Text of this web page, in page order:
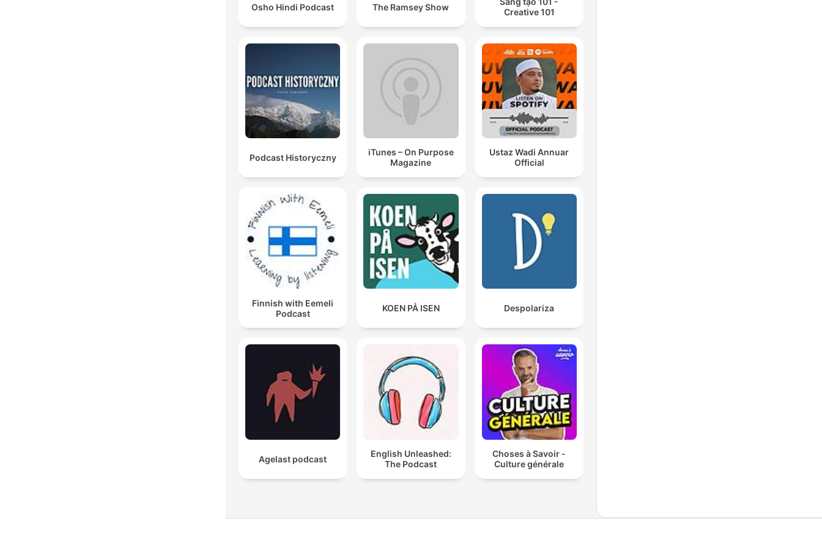
Osho Hindi Podcast The Ramsey Show
Creative 101
Podcast Historyczny
iTunes – On Purpose
Magazine
Ustaz Wadi Annuar
Official
Finnish with Eemeli
Podcast
KOEN PÅ ISEN Despolariza
Agelast podcast
English Unleashed:
The Podcast
Choses à Savoir -
Culture générale